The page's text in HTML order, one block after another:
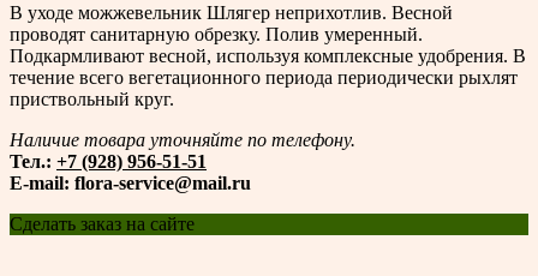
В уходе можжевельник Шлягер неприхотлив. Весной
проводят санитарную обрезку. Полив умеренный.
Подкармливают весной, используя комплексные удобрения. В
течение всего вегетационного периода периодически рыхлят
приствольный круг.
Наличие товара уточняйте по телефону.
Тел.: +7 (928) 956-51-51
E-mail: flora-service@mail.ru
Сделать заказ на сайте